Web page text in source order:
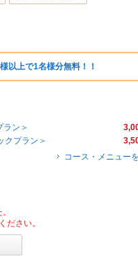
以上で1名様分無料！！
ラン＞
クプラン＞
コース・メニュー
ださい。